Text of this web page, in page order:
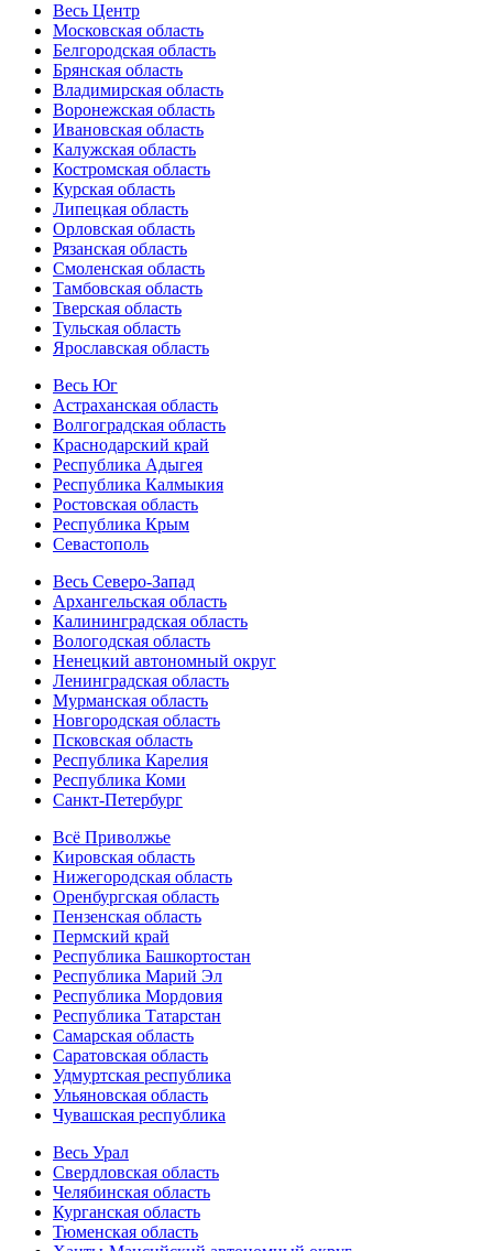
Весь Центр
Московская область
Белгородская область
Брянская область
Владимирская область
Воронежская область
Ивановская область
Калужская область
Костромская область
Курская область
Липецкая область
Орловская область
Рязанская область
Смоленская область
Тамбовская область
Тверская область
Тульская область
Ярославская область
Весь Юг
Астраханская область
Волгоградская область
Краснодарский край
Республика Адыгея
Республика Калмыкия
Ростовская область
Республика Крым
Севастополь
Весь Северо-Запад
Архангельская область
Калининградская область
Вологодская область
Ненецкий автономный округ
Ленинградская область
Мурманская область
Новгородская область
Псковская область
Республика Карелия
Республика Коми
Санкт-Петербург
Всё Приволжье
Кировская область
Нижегородская область
Оренбургская область
Пензенская область
Пермский край
Республика Башкортостан
Республика Марий Эл
Республика Мордовия
Республика Татарстан
Самарская область
Саратовская область
Удмуртская республика
Ульяновская область
Чувашская республика
Весь Урал
Свердловская область
Челябинская область
Курганская область
Тюменская область